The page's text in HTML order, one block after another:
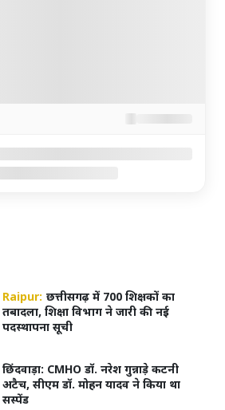
Raipur: छत्तीसगढ़ में 700 शिक्षकों का
तबादला, शिक्षा विभाग ने जारी की नई
पदस्थापना सूची
छिंदवाड़ा: CMHO डॉ. नरेश गुन्नाड़े कटनी
अटैच, सीएम डॉ. मोहन यादव ने किया था
सस्पेंड